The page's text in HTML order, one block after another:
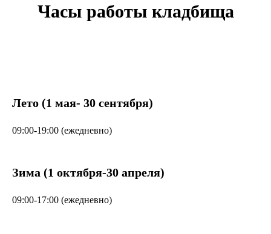
Часы работы кладбища
Лето (1 мая- 30 сентября)
09:00-19:00 (ежедневно)
Зима (1 октября-30 апреля)
09:00-17:00 (ежедневно)